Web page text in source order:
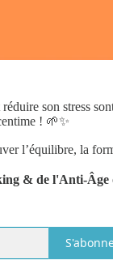
son stress
! 🌱✨
l’équilibre, la
& de l'Anti-Âge